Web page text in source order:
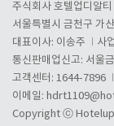
주식회사 호텔업디알티
서울특별시 금천구 가
대표이사: 이송주
사
통신판매업신고: 서울
고객센터: 1644-7896
이메일:
Copyright ⓒ